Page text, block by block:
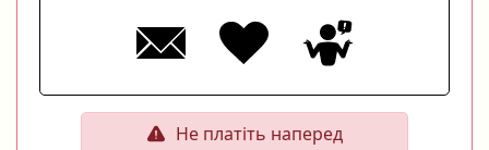
Не платіть наперед